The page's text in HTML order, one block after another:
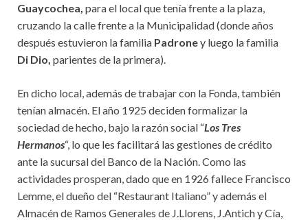
Guaycochea, para el local que tenía frente a la plaza,
cruzando la calle frente a la Municipalidad (donde años
después estuvieron la familia Padroney luego la familia
Di Dio, parientes de la primera).
En dicho local, además de trabajar con la Fonda, también
tenían almacén. El año 1925 deciden formalizar la
sociedad de hecho, bajo la razón social “Los Tres
Hermanos“, lo que les facilitará las gestiones de crédito
ante la sucursal del Banco de la Nación. Como las
actividades prosperan, dado que en 1926 fallece Francisco
Lemme, el dueño del “Restaurant Italiano” y además el
Almacén de Ramos Generales de J.Llorens, J.Antich y Cía,